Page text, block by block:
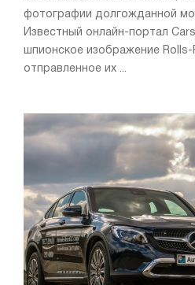
фотографии долгожданной
Известный онлайн-портал
шпионское изображение Rolls-
отправленное их ...